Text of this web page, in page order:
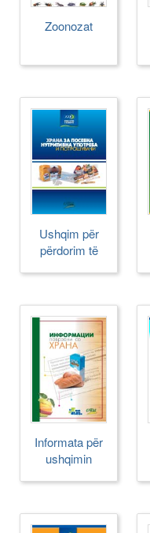
Zoonozat
Ushqim për
përdorim të
Informata për
ushqimin